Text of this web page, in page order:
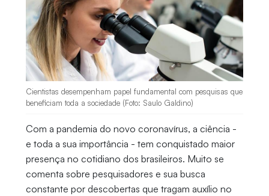
Cientistas desempenham papel fundamental com pesquisas que
beneficiam toda a sociedade (Foto: Saulo Galdino)
Com a pandemia do novo coronavírus, a ciência -
e toda a sua importância - tem conquistado maior
presença no cotidiano dos brasileiros. Muito se
comenta sobre pesquisadores e sua busca
constante por descobertas que tragam auxílio no